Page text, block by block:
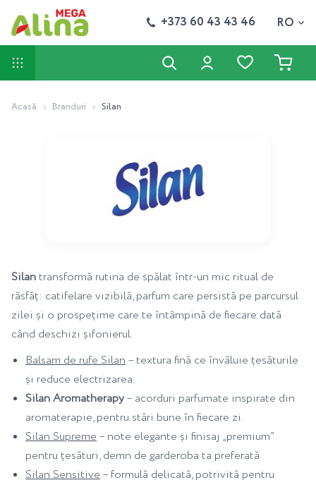
+373 60 43 43 46 RO
Acasă Branduri Silan
Silan transformă rutina de spălat într-un mic ritual de
răsfăț: catifelare vizibilă, parfum care persistă pe parcursul
zilei și o prospețime care te întâmpină de fiecare dată
când deschizi șifonierul.
Balsam de rufe Silan– textura fină ce învăluie țesăturile
și reduce electrizarea.
Silan Aromatherapy– acorduri parfumate inspirate din
aromaterapie, pentru stări bune în fiecare zi.
Silan Supreme– note elegante și finisaj „premium”
pentru țesături, demn de garderoba ta preferată.
Silan Sensitive– formulă delicată, potrivită pentru